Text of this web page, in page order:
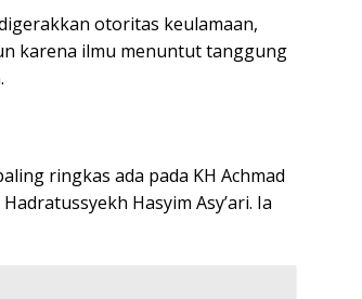
otoritas keulamaan,
karena ilmu menuntut tanggung
ringkas ada pada KH Achmad
Hasyim Asy’ari. Ia